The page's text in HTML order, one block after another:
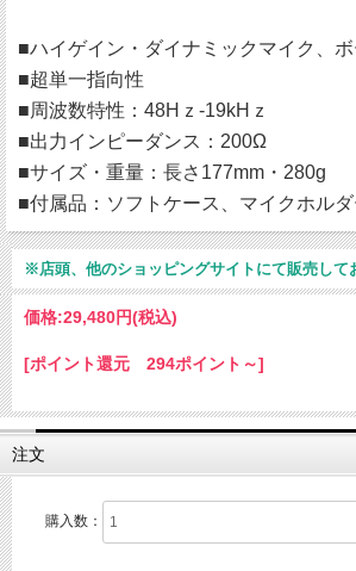
■ハイゲイン・ダイナミックマイク、ボ
■超単一指向性
■周波数特性：48Hｚ-19kHｚ
■出力インピーダンス：200Ω
■サイズ・重量：長さ177mm・280g
■付属品：ソフトケース、マイクホルダ
※店頭、他のショッピングサイトにて販売して
価格:29,480円(税込)
[ポイント還元 294ポイント～]
注文
購入数：